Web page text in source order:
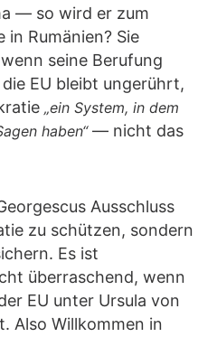
— so wird er zum
in Rumänien? Sie
seine Berufung
EU bleibt ungerührt,
„ein System, in dem
haben“ — nicht das
Ausschluss
zu schützen, sondern
Es ist
überraschend, wenn
EU unter Ursula von
Also Willkommen in